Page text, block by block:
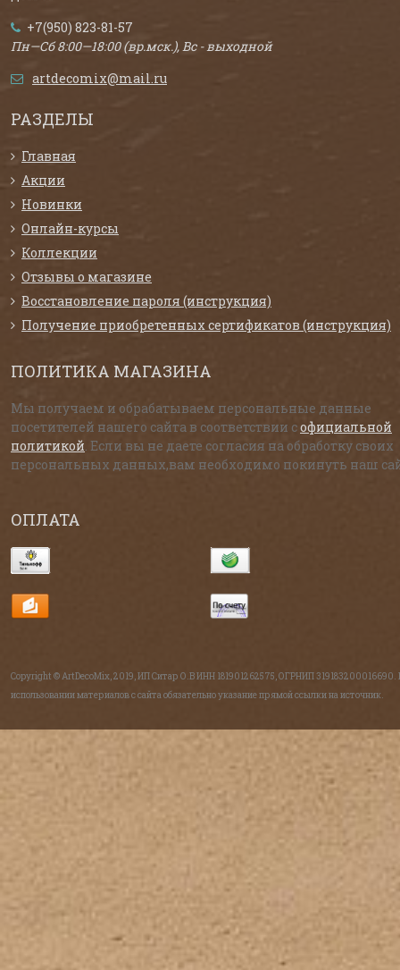
+7(950) 823-81-57
Пн—Сб 8:00—18:00 (вр.мск.), Вс - выходной
artdecomix@mail.ru
РАЗДЕЛЫ
Главная
Акции
Новинки
Онлайн-курсы
Коллекции
Отзывы о магазине
Восстановление пароля (инструкция)
Получение приобретенных сертификатов (инструкция)
ПОЛИТИКА МАГАЗИНА
Мы получаем и обрабатываем персональные данные
посетителей нашего сайта в соответствии софициальной
политикой . Если вы не даете согласия на обработку своих
персональных данных,вам необходимо покинуть наш
ОПЛАТА
Copyright © ArtDecoMix, 2019, ИП Ситар О.В ИНН 181901262575, ОГРНИП 319183200016690.
использовании материалов с сайта обязательно указание прямой ссылки на источник.